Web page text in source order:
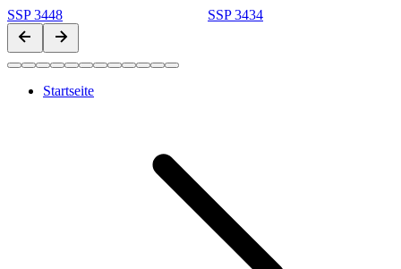
SSP 3448 SSP 3434
Startseite